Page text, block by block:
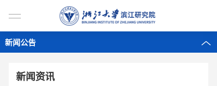
新闻公告
新闻资讯